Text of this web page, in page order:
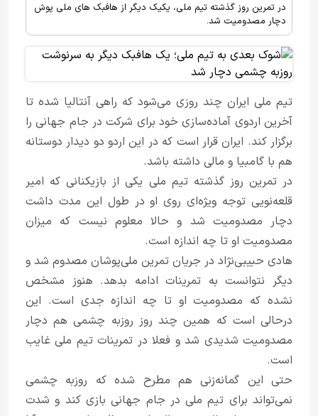
در تمرین روز گذشته تیم ملی، یکیک دیگر از هافبک های ملی پوش
دچار مصدومیت شد.
تیم ملی ایران چند روزی می‌شود که راهی آنتالیا شده تا
آخرین اردوی آماده‌سازی خود برای شرکت در جام جهانی را
برگزار کند. ایران قرار است که در این اردو دو دیدار دوستانه
هم با گامبیا و مالی داشته باشد.
در تمرین روز گذشته تیم ملی یکی از بازیکنانی که امیر
قلعه‌نویی توجه ویژه‌ای روی او در طول این مدت داشت
دچار مصدومیت شد و حالا معلوم نیست که میزان
مصدومیت او تا چه اندازه است.
هادی حبیبی‌نژاد در جریان تمرین ملی‌پوشان مصدوم شد و
دیگر نتوانست به تمرینات ادامه بدهد. هنوز مشخص
نشده که مصدومیت او تا چه اندازه جدی است. این
درحالی است که همین چند روز روزبه چشمی هم دچار
مصدومیت شدیدی شد و فعلا در تمرینات تیم ملی غایب
است.
حتی این گمانه‌زنی هم مطرح شده که روزبه چشمی
نمی‌تواند برای تیم ملی در جام جهانی بازی کند و شدت